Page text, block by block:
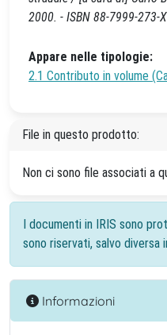
2000. - ISBN 88-7999-273-
Appare nelle tipologie:
2.1 Contributo in volume
File in questo prodotto:
Non ci sono file associati a
I documenti in IRIS sono
sono riservati, salvo diversa
Informazioni